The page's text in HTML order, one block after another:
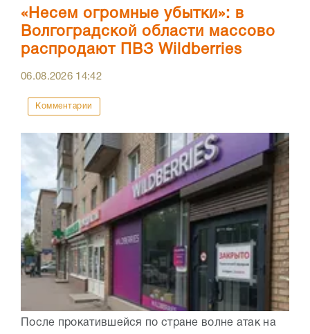
«Несем огромные убытки»: в
Волгоградской области массово
распродают ПВЗ Wildberries
06.08.2026 14:42
Комментарии
После прокатившейся по стране волне атак на